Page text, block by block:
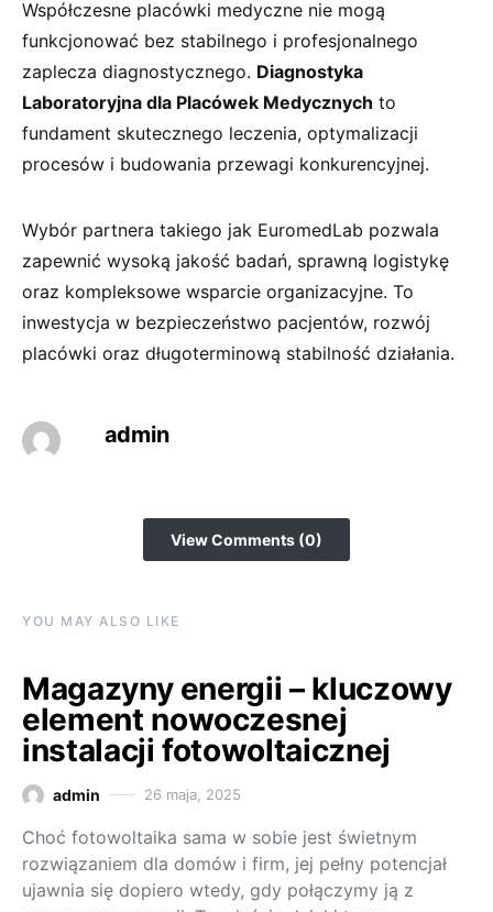
Współczesne placówki medyczne nie mogą
funkcjonować bez stabilnego i profesjonalnego
zaplecza diagnostycznego. Diagnostyka
Laboratoryjna dla Placówek Medycznych to
fundament skutecznego leczenia, optymalizacji
procesów i budowania przewagi konkurencyjnej.
Wybór partnera takiego jak EuromedLab pozwala
zapewnić wysoką jakość badań, sprawną logistykę
oraz kompleksowe wsparcie organizacyjne. To
inwestycja w bezpieczeństwo pacjentów, rozwój
placówki oraz długoterminową stabilność działania.
admin
View Comments (0)
YOU MAY ALSO LIKE
Magazyny energii – kluczowy
element nowoczesnej
instalacji fotowoltaicznej
admin 26 maja, 2025
Choć fotowoltaika sama w sobie jest świetnym
rozwiązaniem dla domów i firm, jej pełny potencjał
ujawnia się dopiero wtedy, gdy połączymy ją z